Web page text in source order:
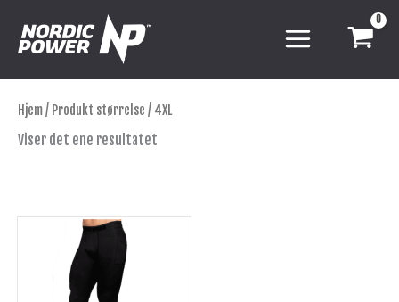
rett
Hjem/ Produkt størrelse / 4XL
Viser det ene resultatet
Dette
produktet
har
flere